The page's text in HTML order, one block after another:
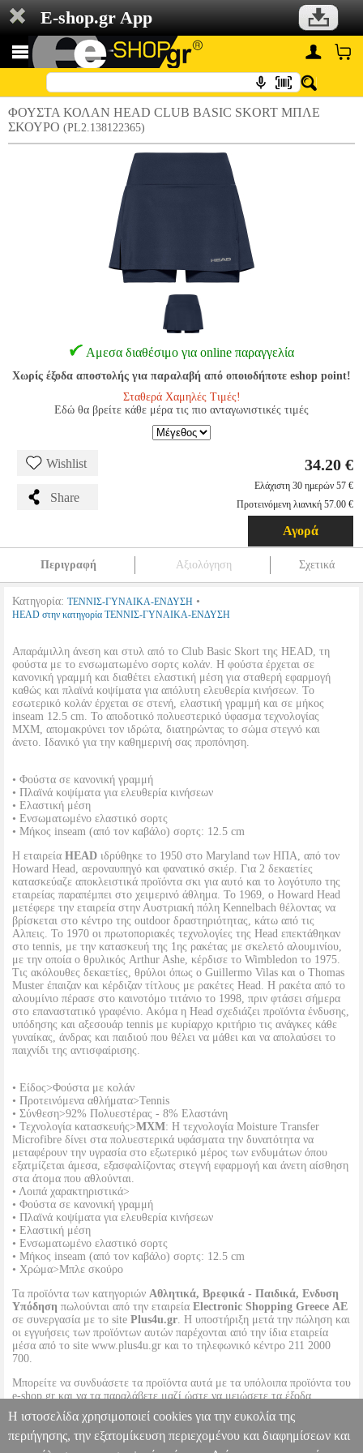
E-shop.gr App
ΦΟΥΣΤΑ ΚΟΛΑΝ HEAD CLUB BASIC SKORT ΜΠΛΕ
ΣΚΟΥΡΟ (PL2.138122365)
Αμεσα διαθέσιμο για online παραγγελία
Χωρίς έξοδα αποστολής για παραλαβή από οποιοδήποτε eshop point!
Σταθερά Χαμηλές Τιμές!
Εδώ θα βρείτε κάθε μέρα τις πιο ανταγωνιστικές τιμές
Wishlist
Share
34.20 €
Ελάχιστη 30 ημερών 57 €
Προτεινόμενη λιανική 57.00 €
Αγορά
Περιγραφή Αξιολόγηση Σχετικά
Κατηγορία: ΤΕΝΝΙΣ-ΓΥΝΑΙΚΑ-ΕΝΔΥΣΗ •
HEAD στην κατηγορία ΤΕΝΝΙΣ-ΓΥΝΑΙΚΑ-ΕΝΔΥΣΗ
Απαράμιλλη άνεση και στυλ από το Club Basic Skort της HEAD, τη
φούστα με το ενσωματωμένο σορτς κολάν. Η φούστα έρχεται σε
κανονική γραμμή και διαθέτει ελαστική μέση για σταθερή εφαρμογή
καθώς και πλαϊνά κοψίματα για απόλυτη ελευθερία κινήσεων. Το
εσωτερικό κολάν έρχεται σε στενή, ελαστική γραμμή και σε μήκος
inseam 12.5 cm. Το αποδοτικό πολυεστερικό ύφασμα τεχνολογίας
MXM, απομακρύνει τον ιδρώτα, διατηρώντας το σώμα στεγνό και
άνετο. Ιδανικό για την καθημερινή σας προπόνηση.
• Φούστα σε κανονική γραμμή
• Πλαϊνά κοψίματα για ελευθερία κινήσεων
• Ελαστική μέση
• Ενσωματωμένο ελαστικό σορτς
• Μήκος inseam (από τον καβάλο) σορτς: 12.5 cm
Η εταιρεία HEAD ιδρύθηκε το 1950 στο Maryland των ΗΠΑ, από τον
Howard Head, αεροναυπηγό και φανατικό σκιέρ. Για 2 δεκαετίες
κατασκεύαζε αποκλειστικά προϊόντα σκι για αυτό και το λογότυπο της
εταιρείας παραπέμπει στο χειμερινό άθλημα. Το 1969, ο Howard Head
μετέφερε την εταιρεία στην Αυστριακή πόλη Kennelbach θέλοντας να
βρίσκεται στο κέντρο της outdoor δραστηριότητας, κάτω από τις
Αλπεις. Το 1970 οι πρωτοποριακές τεχνολογίες της Head επεκτάθηκαν
στο tennis, με την κατασκευή της 1ης ρακέτας με σκελετό αλουμινίου,
με την οποία ο θρυλικός Arthur Ashe, κέρδισε το Wimbledon το 1975.
Τις ακόλουθες δεκαετίες, θρύλοι όπως ο Guillermo Vilas και ο Thomas
Muster έπαιζαν και κέρδιζαν τίτλους με ρακέτες Head. Η ρακέτα από το
αλουμίνιο πέρασε στο καινοτόμο τιτάνιο το 1998, πριν φτάσει σήμερα
στο επαναστατικό γραφένιο. Ακόμα η Head σχεδιάζει προϊόντα ένδυσης,
υπόδησης και αξεσουάρ tennis με κυρίαρχο κριτήριο τις ανάγκες κάθε
γυναίκας, άνδρας και παιδιού που θέλει να μάθει και να απολαύσει το
παιχνίδι της αντισφαίρισης.
• Είδος>Φούστα με κολάν
• Προτεινόμενα αθλήματα>Tennis
• Σύνθεση>92% Πολυεστέρας - 8% Ελαστάνη
• Τεχνολογία κατασκευής>MXM: Η τεχνολογία Moisture Transfer
Microfibre δίνει στα πολυεστερικά υφάσματα την δυνατότητα να
μεταφέρουν την υγρασία στο εξωτερικό μέρος των ενδυμάτων όπου
εξατμίζεται άμεσα, εξασφαλίζοντας στεγνή εφαρμογή και άνετη αίσθηση
στα άτομα που αθλούνται.
• Λοιπά χαρακτηριστικά>
• Φούστα σε κανονική γραμμή
• Πλαϊνά κοψίματα για ελευθερία κινήσεων
• Ελαστική μέση
• Ενσωματωμένο ελαστικό σορτς
• Μήκος inseam (από τον καβάλο) σορτς: 12.5 cm
• Χρώμα>Μπλε σκούρο
Τα προϊόντα των κατηγοριών Αθλητικά, Βρεφικά - Παιδικά, Ενδυση
Υπόδηση πωλούνται από την εταιρεία Electronic Shopping Greece ΑΕ
σε συνεργασία με το site Plus4u.gr. Η υποστήριξη μετά την πώληση και
οι εγγυήσεις των προϊόντων αυτών παρέχονται από την ίδια εταιρεία
μέσα από το site www.plus4u.gr και το τηλεφωνικό κέντρο 211 2000
700.
Μπορείτε να συνδυάσετε τα προϊόντα αυτά με τα υπόλοιπα προϊόντα του
e-shop.gr και να τα παραλάβετε μαζί ώστε να μειώσετε τα έξοδα
αποστολής. Μπορείτε επίσης να παραλάβετε από οποιοδήποτε eshop
point με μηδενικά έξοδα αποστολής ανεξαρτήτως ύψους παραγγελίας!
Η ιστοσελίδα χρησιμοποιεί cookies για την ευκολία της
περιήγησης, την εξατομίκευση περιεχομένου και διαφημίσεων και